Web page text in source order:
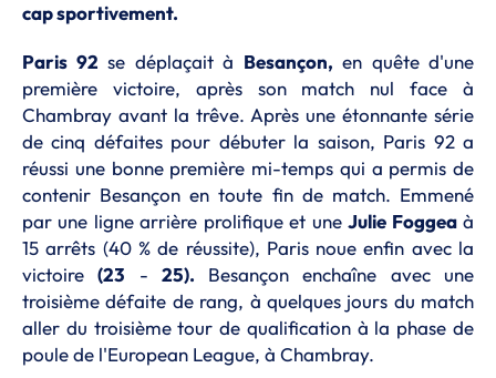
cap sportivement.
Paris 92 se déplaçait à Besançon, en quête d'une
première victoire, après son match nul face à
Chambray avant la trêve. Après une étonnante série
de cinq défaites pour débuter la saison, Paris 92 a
réussi une bonne première mi-temps qui a permis de
contenir Besançon en toute fin de match. Emmené
par une ligne arrière prolifique et uneJulie Foggeaà
15 arrêts (40 % de réussite), Paris noue enfin avec la
victoire(23 - 25). Besançon enchaîne avec une
troisième défaite de rang, à quelques jours du match
aller du troisième tour de qualification à la phase de
poule de l'European League, à Chambray.